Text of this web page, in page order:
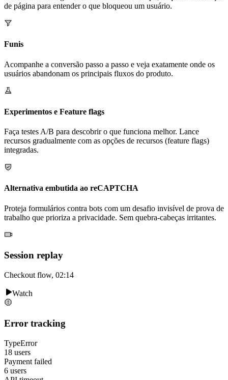
de página para entender o que bloqueou um usuário.
Funis
Acompanhe a conversão passo a passo e veja exatamente onde os
usuários abandonam os principais fluxos do produto.
Experimentos e Feature flags
Faça testes A/B para descobrir o que funciona melhor. Lance
recursos gradualmente com as opções de recursos (feature flags)
integradas.
Alternativa embutida ao reCAPTCHA
Proteja formulários contra bots com um desafio invisível de prova de
trabalho que prioriza a privacidade. Sem quebra-cabeças irritantes.
Session replay
Checkout flow, 02:14
Watch
Error tracking
TypeError
18 users
Payment failed
6 users